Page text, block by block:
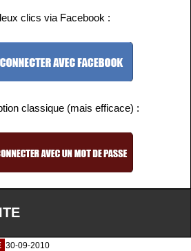
clics via Facebook :
classique (mais efficace) :
30-09-2010